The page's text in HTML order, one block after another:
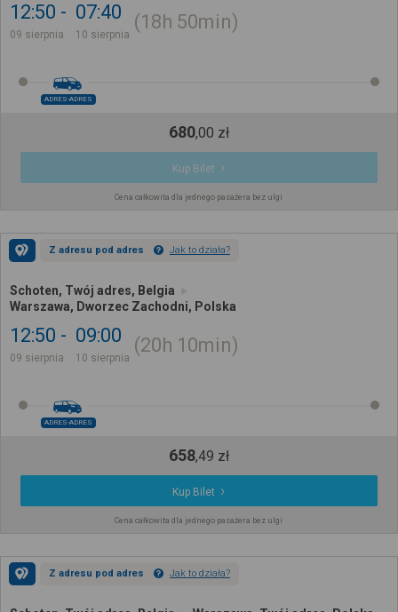
12:50
09 sierpnia
07:40
10 sierpnia
18h 50min
ADRES-ADRES
680,00 zł
Kup Bilet
Cena całkowita dla jednego pasażera bez ulgi
Z adresu pod adres Jak to działa?
Schoten, Twój adres, Belgia
Warszawa, Dworzec Zachodni, Polska
12:50
09 sierpnia
09:00
10 sierpnia
20h 10min
ADRES-ADRES
658,49 zł
Kup Bilet
Cena całkowita dla jednego pasażera bez ulgi
Z adresu pod adres Jak to działa?